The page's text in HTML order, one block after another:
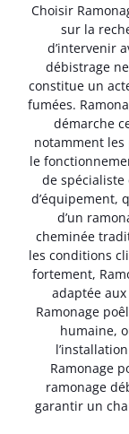
Choisir
sur la
d’intervenir
débistrage
constitue un
fumées.
démarche
notamment
le
de
d’équipement,
d’un
cheminée
les conditions
fortement,
adaptée
Ramonage
humaine,
Ramonage
ramonage
garantir un